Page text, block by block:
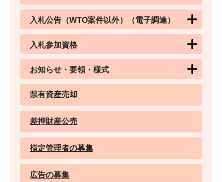
入札公告（WTO案件以外）（電子調達）
入札参加資格
お知らせ・要領・様式
県有資産売却
差押財産公売
指定管理者の募集
広告の募集